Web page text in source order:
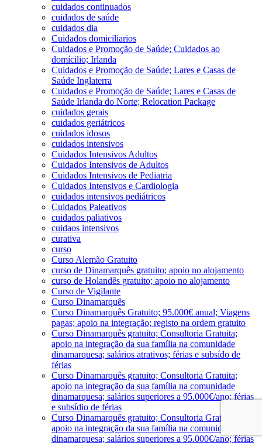
cuidados continuados
cuidados de saúde
cuidados dia
Cuidados domiciliarios
Cuidados e Promoção de Saúde; Cuidados ao
domícilio; Irlanda
Cuidados e Promoção de Saúde; Lares e Casas de
Saúde Inglaterra
Cuidados e Promoção de Saúde; Lares e Casas de
Saúde Irlanda do Norte; Relocation Package
cuidados gerais
cuidados geriátricos
cuidados idosos
cuidados intensivos
Cuidados Intensivos Adultos
Cuidados Intensivos de Adultos
Cuidados Intensivos de Pediatria
Cuidados Intensivos e Cardiologia
cuidados intensivos pediátricos
Cuidados Paleativos
cuidados paliativos
cuidaos intensivos
curativa
curso
Curso Alemão Gratuito
curso de Dinamarquês gratuito; apoio no alojamento
curso de Holandês gratuito; apoio no alojamento
Curso de Vigilante
Curso Dinamarquês
Curso Dinamarquês Gratuito; 95.000€ anual; Viagens
pagas; apoio na integração; registo na ordem gratuito
Curso Dinamarquês gratuito; Consultoria Gratuita;
apoio na integração da sua família na comunidade
dinamarquesa; salários atrativos; férias e subsído de
férias
Curso Dinamarquês gratuito; Consultoria Gratuita;
apoio na integração da sua família na comunidade
dinamarquesa; salários superiores a 95.000€/ano; férias
e subsídio de férias
Curso Dinamarquês gratuito; Consultoria Gratuita;
apoio na integração da sua família na comunidade
dinamarquesa; salários superiores a 95.000€/ano; férias